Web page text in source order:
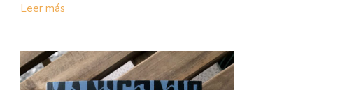
Leer más